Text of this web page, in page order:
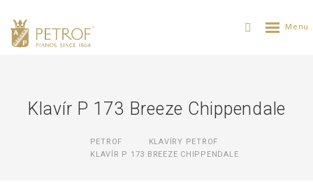
Klavír P 173 Breeze Chippendale
PETROF
KLAVÍRY PETROF
KLAVÍR P 173 BREEZE CHIPPENDALE